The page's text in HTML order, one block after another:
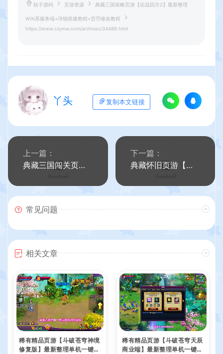
桔子源码 页游资源 典藏三国策略页游【征战四方2】最新整理
WIN系服务端+详细搭建教程+货币修改教程
https://www.czymw.com/archives/34486.html
丫头 复制本文链接
上一篇：
典藏三国闯关页游【烈火征程】最新整理WIN系服务端+详细搭建教程
下一篇：
典藏怀旧页游【逗比飞仙/逆神OL】最新整理单机一键即玩镜像端+Linux手工服务端+详细搭建教程+货币修改教程
常见问题
相关文章
稀有精品页游【斗破苍穹神境
修复版】最新整理单机一键即
稀有精品页游【斗破苍穹天辰
商业端】最新整理单机一键即